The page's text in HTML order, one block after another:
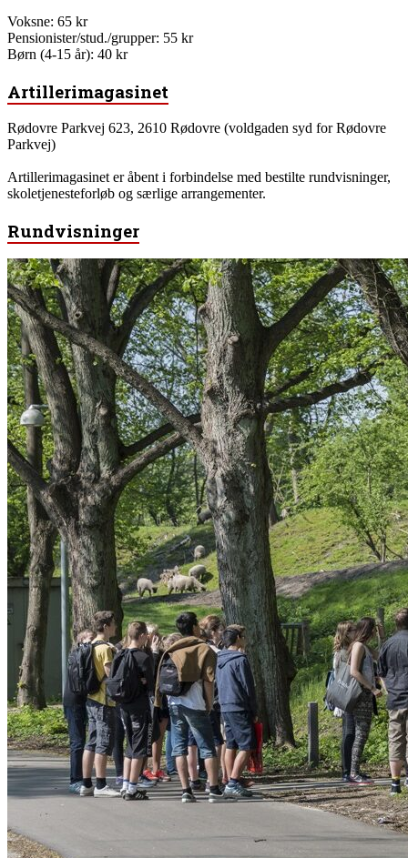
Voksne: 65 kr
Pensionister/stud./grupper: 55 kr
Børn (4-15 år): 40 kr
Artillerimagasinet
Rødovre Parkvej 623, 2610 Rødovre (voldgaden syd for Rødovre
Parkvej)
Artillerimagasinet er åbent i forbindelse med bestilte rundvisninger,
skoletjenesteforløb og særlige arrangementer.
Rundvisninger